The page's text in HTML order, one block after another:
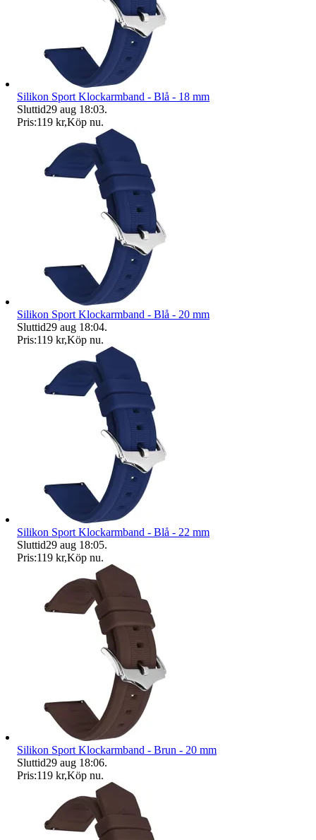
Silikon Sport Klockarmband - Blå - 18 mm
Sluttid29 aug 18:03.
Pris:119 kr,Köp nu.
Silikon Sport Klockarmband - Blå - 20 mm
Sluttid29 aug 18:04.
Pris:119 kr,Köp nu.
Silikon Sport Klockarmband - Blå - 22 mm
Sluttid29 aug 18:05.
Pris:119 kr,Köp nu.
Silikon Sport Klockarmband - Brun - 20 mm
Sluttid29 aug 18:06.
Pris:119 kr,Köp nu.